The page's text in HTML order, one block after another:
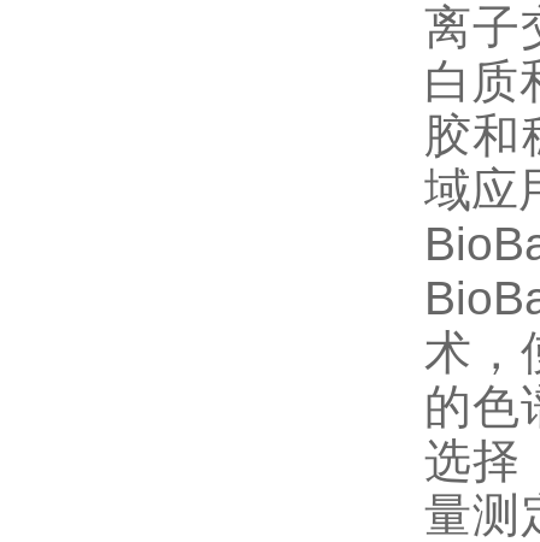
离子
白质
胶和
域应
术，
的色
选择
量测